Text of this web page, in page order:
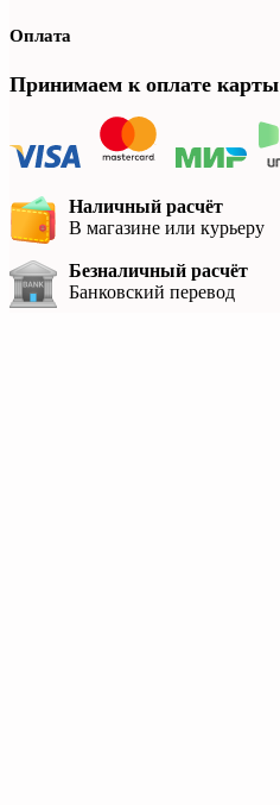
Оплата
Принимаем к оплате карты
Наличный расчёт
В магазине или курьеру
Безналичный расчёт
Банковский перевод